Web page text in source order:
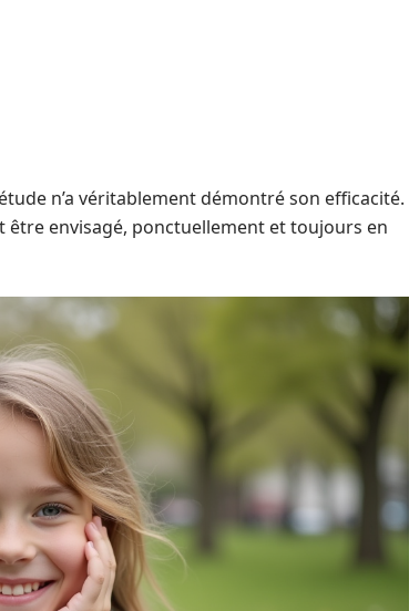
n’a véritablement démontré son efficacité.
être envisagé, ponctuellement et toujours en